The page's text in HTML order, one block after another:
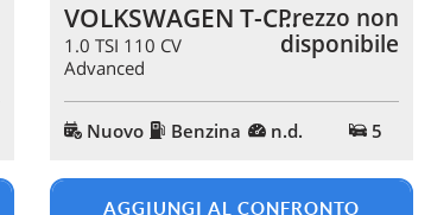
VOLKSWAGEN T-Cross
1.0 TSI 110 CV
Advanced
Prezzo non
disponibile
Nuovo Benzina n.d. 5
AGGIUNGI AL CONFRONTO